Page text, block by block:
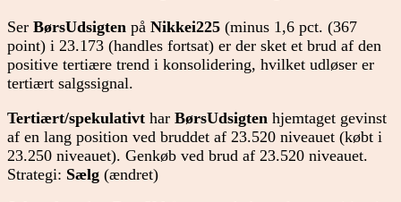
Ser BørsUdsigten på Nikkei225 (minus 1,6 pct. (367
point) i 23.173 (handles fortsat) er der sket et brud af den
positive tertiære trend i konsolidering, hvilket udløser er
tertiært salgssignal.
Tertiært/spekulativt har BørsUdsigten hjemtaget gevinst
af en lang position ved bruddet af 23.520 niveauet (købt i
23.250 niveauet). Genkøb ved brud af 23.520 niveauet.
Strategi: Sælg (ændret)